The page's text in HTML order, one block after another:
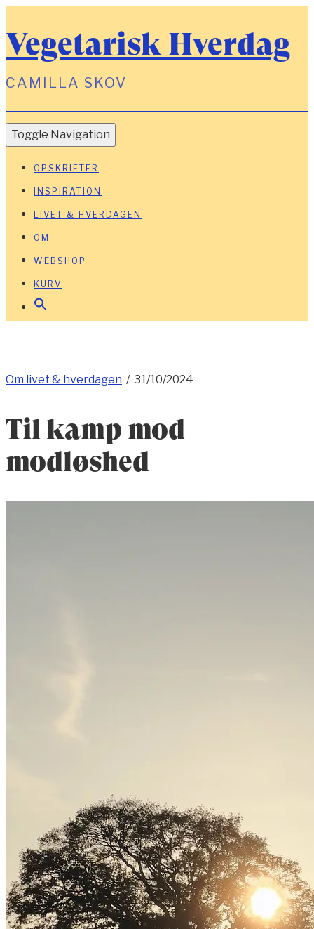
Vegetarisk Hverdag
CAMILLA SKOV
Toggle Navigation
OPSKRIFTER
INSPIRATION
LIVET & HVERDAGEN
OM
WEBSHOP
KURV
Om livet & hverdagen / 31/10/2024
Til kamp mod
modløshed